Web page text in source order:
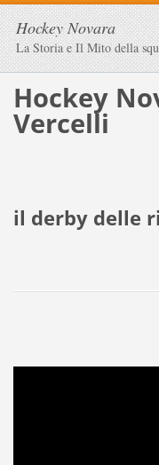
Hockey Novara
La Storia e Il Mito della
Hockey
Vercelli
il derby delle